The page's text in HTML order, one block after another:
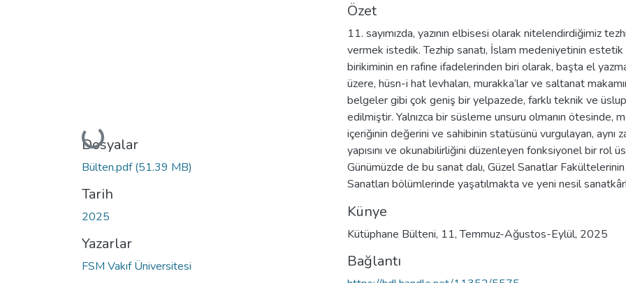
Yükleniyor...
Dosyalar
Bülten.pdf(51.39 MB)
Tarih
2025
Yazarlar
FSM Vakıf Üniversitesi
Özet
11. sayımızda, yazının elbisesi olarak nitelendirdiğimiz
vermek istedik. Tezhip sanatı, İslam medeniyetinin
birikiminin en rafine ifadelerinden biri olarak, başta el
üzere, hüsn-i hat levhaları, murakka‘lar ve saltanat
belgeler gibi çok geniş bir yelpazede, farklı teknik ve
edilmiştir. Yalnızca bir süsleme unsuru olmanın ötesinde,
içeriğinin değerini ve sahibinin statüsünü vurgulayan, aynı
yapısını ve okunabilirliğini düzenleyen fonksiyonel bir rol
Günümüzde de bu sanat dalı, Güzel Sanatlar
Sanatları bölümlerinde yaşatılmakta ve yeni nesil
Künye
Kütüphane Bülteni, 11, Temmuz-Ağustos-Eylül, 2025
Bağlantı